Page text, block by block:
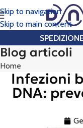
Skip to navigation
Skip to main content
Blog articoli
Home
Infezioni
DNA: